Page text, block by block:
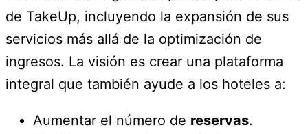
de TakeUp, incluyendo la expansión de sus
servicios más allá de la optimización de
ingresos. La visión es crear una plataforma
integral que también ayude a los hoteles a:
Aumentar el número de reservas.